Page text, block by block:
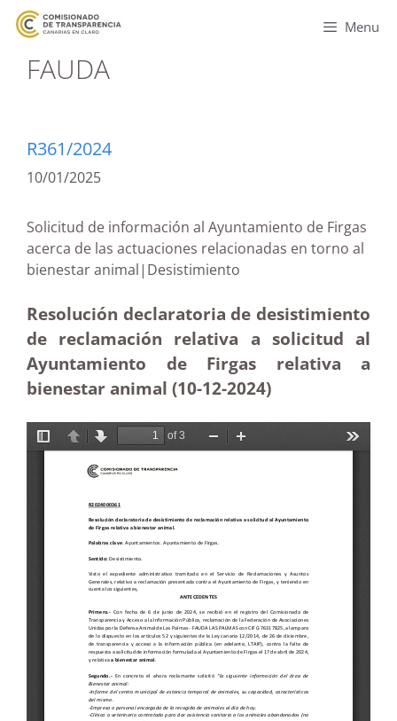
Menu
FAUDA
R361/2024
10/01/2025
Solicitud de información al Ayuntamiento de Firgas
acerca de las actuaciones relacionadas en torno al
bienestar animal|Desistimiento
Resolución declaratoria de desistimiento
de reclamación relativa a solicitud al
Ayuntamiento de Firgas relativa a
bienestar animal (10-12-2024)